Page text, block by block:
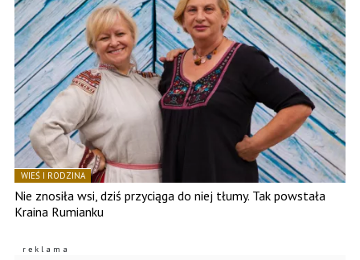
WIEŚ I RODZINA
Nie znosiła wsi, dziś przyciąga do niej tłumy. Tak powstała
Kraina Rumianku